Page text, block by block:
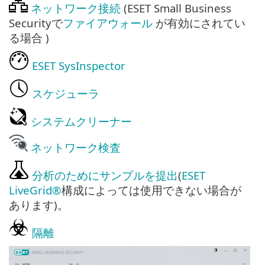
ネットワーク接続 (ESET Small Business
Securityでファイアウォール が有効にされてい
る場合 )
ESET SysInspector
スケジューラ
システムクリーナー
ネットワーク検査
分析のためにサンプルを提出(ESET
LiveGrid®構成によっては使用できない場合が
あります)。
隔離